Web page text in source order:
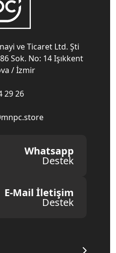
ve Ticaret Ltd. Şti
Sok. No: 14 Işıkkent
/ İzmir
29 26
Whatsapp
Destek
E-Mail İletişim
Destek